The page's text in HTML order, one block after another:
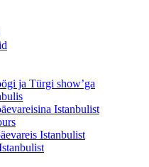
ja Türgi show’ga
Istanbulist
Istanbulist